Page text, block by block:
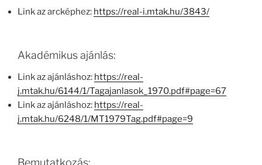
Link az arcképhez: https://real-i.mtak.hu/3843/
Akadémikus ajánlás:
Link az ajánláshoz: https://real-
j.mtak.hu/6144/1/Tagajanlasok_1970.pdf#page=67
Link az ajánláshoz: https://real-
j.mtak.hu/6248/1/MT1979Tag.pdf#page=9
Bemutatkozás: